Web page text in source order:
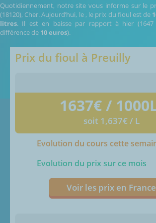
Quotidiennement, notre site vous informe sur le
(18120), Cher.Aujourd’hui, le , le prix du fioul est de
litres. Il est en baisse par rapport à hier
différence de 10 euros).
Prix du fioul à Preuilly
1637€ /
soit 1,637€ / L
Evolution du cours cette
Evolution du prix sur ce mois
Voir les prix en France